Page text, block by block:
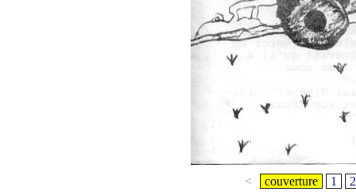
< couverture 1 2